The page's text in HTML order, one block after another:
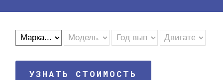
ГАРАНТИЯ
УЗНАТЬ СТОИМОСТЬ